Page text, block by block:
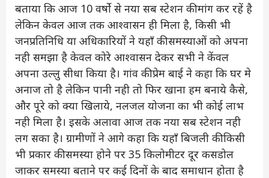
बताया कि आज 10 वर्षो से नया सब स्टेशन की मांग कर रहें है
लेकिन केवल आज तक आश्वासन ही मिला है, किसी भी
जनप्रतिनिधि या अधिकारियों ने यहाँ की समस्याओं को अपना
नही समझा है केवल कोरे आश्वासन देकर सभी ने केंवल
अपना उल्लु सीधा किया है। गांव की प्रेम बाई ने कहा कि घर मे
अनाज तो है लेकिन पानी नही तो फिर खाना हम बनाये कैसे,
और पूरे को क्या खिलाये, नलजल योजना का भी कोई लाभ
नही मिला है। इसके अलावा आज तक नया सब स्टेशन नही
लग सका है। ग्रामीणों ने आगे कहा कि यहाँ बिजली की किसी
भी प्रकार की समस्या होने पर 35 किलोमीटर दूर कसडोल
जाकर समस्या बताने पर कई दिनों के बाद समाधान होता है